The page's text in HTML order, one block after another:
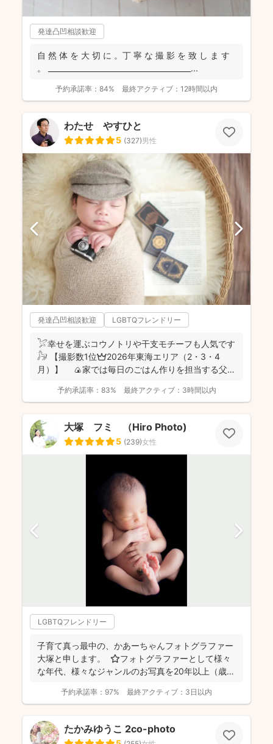
発達凸凹相談歓迎
自 然 体 を 大 切 に 。丁 寧 な 撮 影 を 致 し ま す
。 _______________________________________...
予約承諾率： 84% 最終アクティブ： 12時間以内
わたせ やすひと
5 (327)男性
発達凸凹相談歓迎 LGBTQフレンドリー
𓅯幸せを運ぶコウノトリや干支モチーフも人気です
𓃗 【撮影数1位👑2026年東海エリア（2・3・4
月）】 🍙家では毎日のごはん作りを担当する父で
予約承諾率： 83% 最終アクティブ： 3時間以内
大塚 フミ （Hiro Photo)
5 (239)女性
LGBTQフレンドリー
子育て真っ最中の、かあーちゃんフォトグラファー
大塚と申します。 ⭐︎フォトグラファーとして様々
な年代、様々なジャンルのお写真を20年以上（歳バ
予約承諾率： 97% 最終アクティブ： 3日以内
たかみゆうこ 2co-photo